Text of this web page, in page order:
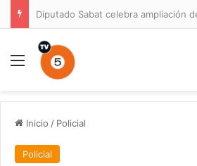
Menú
Inicio / Policial
Policial